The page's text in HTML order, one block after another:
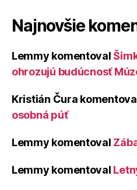
Najnovšie
Lemmy komentoval
ohrozujú budúcnosť
Kristián Čura
osobná púť
Lemmy komentoval
Lemmy komentoval